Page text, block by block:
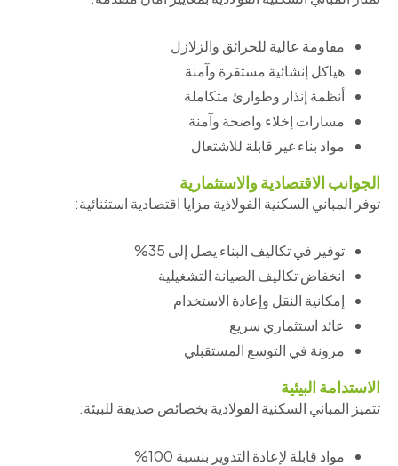
مقاومة عالية للحرائق والزلازل
هياكل إنشائية مستقرة وآمنة
أنظمة إنذار وطوارئ متكاملة
مسارات إخلاء واضحة وآمنة
مواد بناء غير قابلة للاشتعال
الجوانب الاقتصادية والاستثمارية
توفر المباني السكنية الفولاذية مزايا اقتصادية استثنائية:
توفير في تكاليف البناء يصل إلى 35%
انخفاض تكاليف الصيانة التشغيلية
إمكانية النقل وإعادة الاستخدام
عائد استثماري سريع
مرونة في التوسع المستقبلي
الاستدامة البيئية
تتميز المباني السكنية الفولاذية بخصائص صديقة للبيئة:
مواد قابلة لإعادة التدوير بنسبة 100%